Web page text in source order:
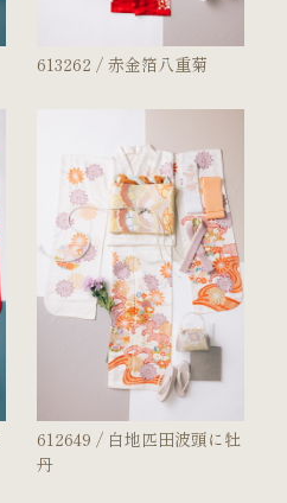
613262 / 赤金箔八重菊
612649 / 白地匹田波頭に牡
丹